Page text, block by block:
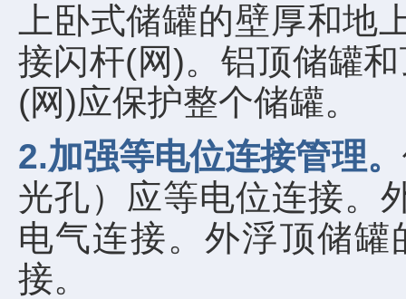
上卧式储罐的壁厚和
接闪杆(网)。铝顶储罐
(网)应保护整个储罐。
2.加强等电位连接管理。
光孔）应等电位连接。
电气连接。外浮顶储
接。